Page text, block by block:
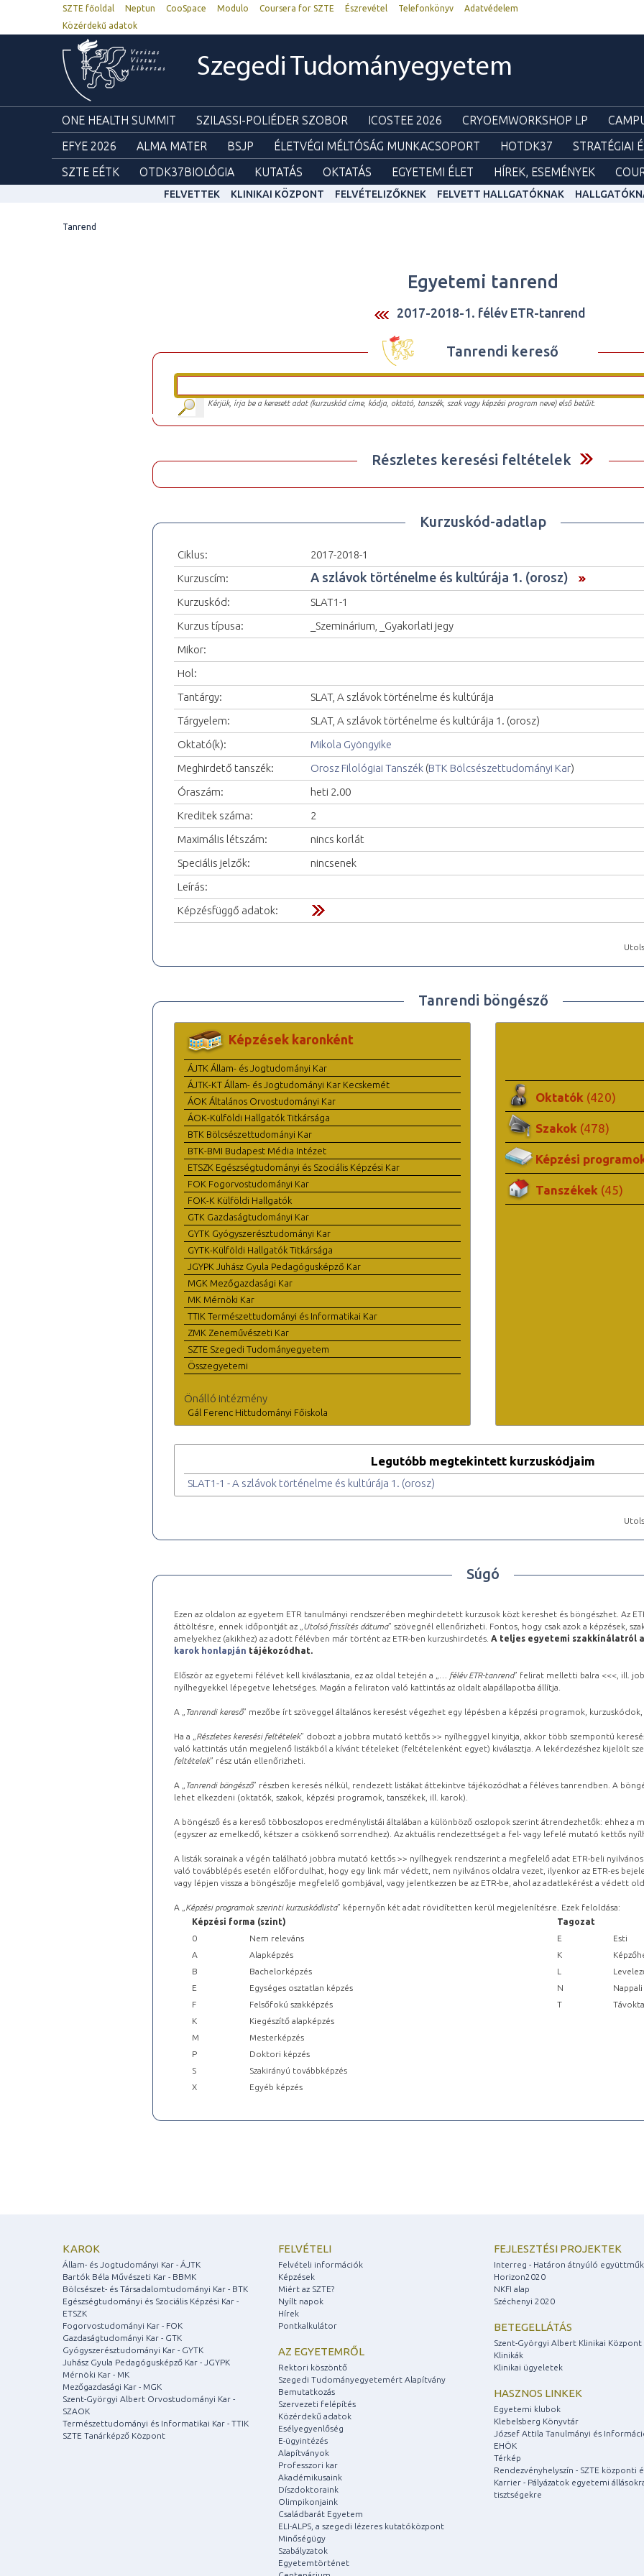
SZTE főoldal Neptun CooSpace Modulo Coursera for SZTE Észrevétel Telefonkönyv
Adatvédelem
Közérdekű adatok
Szegedi Tudományegyetem
ONE HEALTH SUMMIT SZILASSI-POLIÉDER SZOBOR ICOSTEE 2026 CRYOEMWORKSHOP LP
EFYE 2026
ALMA MATER BSJP ÉLETVÉGI MÉLTÓSÁG MUNKACSOPORT HOTDK37 STRATÉGIAI
SZTE EÉTK
OTDK37BIOLÓGIA KUTATÁS OKTATÁS EGYETEMI ÉLET HÍREK, ESEMÉNYEK
FELVETTEK KLINIKAI KÖZPONT FELVÉTELIZŐKNEK FELVETT HALLGATÓKNAK
Tanrend
Egyetemi tanrend
2017-2018-1. félév ETR-tanrend
Tanrendi kereső
Kérjük, írja be a keresett adat (kurzuskód címe, kódja, oktató, tanszék, szak vagy képzési program neve) első betűit.
Részletes keresési feltételek
Kurzuskód-adatlap
Ciklus:
2017-2018-1
Kurzuscím:
A szlávok történelme és kultúrája 1. (orosz)
Kurzuskód:
SLAT1-1
Kurzus típusa:
_Szeminárium, _Gyakorlati jegy
Mikor:
Hol:
Tantárgy:
SLAT, A szlávok történelme és kultúrája
Tárgyelem:
SLAT, A szlávok történelme és kultúrája 1. (orosz)
Oktató(k):
Mikola Gyöngyike
Meghirdető tanszék:
Orosz Filológiai Tanszék (BTK Bölcsészettudományi Kar)
Óraszám:
heti 2.00
Kreditek száma:
2
Maximális létszám:
nincs korlát
Speciális jelzők:
nincsenek
Leírás:
Képzésfüggő adatok:
Tanrendi böngésző
Képzések karonként
ÁJTK Állam- és Jogtudományi Kar
ÁJTK-KT Állam- és Jogtudományi Kar Kecskemét
ÁOK Általános Orvostudományi Kar
ÁOK-Külföldi Hallgatók Titkársága
BTK Bölcsészettudományi Kar
BTK-BMI Budapest Média Intézet
ETSZK Egészségtudományi és Szociális Képzési Kar
FOK Fogorvostudományi Kar
FOK-K Külföldi Hallgatók
GTK Gazdaságtudományi Kar
GYTK Gyógyszerésztudományi Kar
GYTK-Külföldi Hallgatók Titkársága
JGYPK Juhász Gyula Pedagógusképző Kar
MGK Mezőgazdasági Kar
MK Mérnöki Kar
TTIK Természettudományi és Informatikai Kar
ZMK Zeneművészeti Kar
SZTE Szegedi Tudományegyetem
Összegyetemi
Önálló intézmény
Gál Ferenc Hittudományi Főiskola
Oktatók (420)
Szakok (478)
Képzési
Tanszékek (45)
Legutóbb megtekintett kurzuskódjaim
SLAT1-1 - A szlávok történelme és kultúrája 1. (orosz)
Súgó
Ezen az oldalon az egyetem ETR tanulmányi rendszerében meghirdetett kurzusok közt kereshet és böngészhet. Az
áttöltésre, ennek időpontját az „ Utolsó frissítés dátuma” szövegnél ellenőrizheti. Fontos, hogy csak azok a képzések,
amelyekhez (akikhez) az adott félévben már történt az ETR-ben kurzushirdetés. A teljes egyetemi szakkínálatról a
karok honlapján tájékozódhat.
Először az egyetemi félévet kell kiválasztania, ez az oldal tetején a „ … félév ETR-tanrend” felirat melletti balra <<<, ill.
nyílhegyekkel lépegetve lehetséges. Magán a feliraton való kattintás az oldalt alapállapotba állítja.
A „ Tanrendi kereső” mezőbe írt szöveggel általános keresést végezhet egy lépésben a képzési programok,
Ha a „ Részletes keresési feltételek” dobozt a jobbra mutató kettős >> nyílheggyel kinyitja, akkor több szempontú
való kattintás után megjelenő listákból a kívánt tételeket (feltételenként egyet) kiválasztja. A lekérdezéshez kijelölt
feltételek” rész után ellenőrizheti.
A „ Tanrendi böngésző” részben keresés nélkül, rendezett listákat áttekintve tájékozódhat a féléves tanrendben. A
lehet elkezdeni (oktatók, szakok, képzési programok, tanszékek, ill. karok).
A böngésző és a kereső többoszlopos eredménylistái általában a különböző oszlopok szerint átrendezhetők: ehhez a
(egyszer az emelkedő, kétszer a csökkenő sorrendhez). Az aktuális rendezettséget a fel- vagy lefelé mutató kettős
A listák sorainak a végén található jobbra mutató kettős >> nyílhegyek rendszerint a megfelelő adat ETR-beli
való továbblépés esetén előfordulhat, hogy egy link már védett, nem nyilvános oldalra vezet, ilyenkor az ETR-es
vagy lépjen vissza a böngészője megfelelő gombjával, vagy jelentkezzen be az ETR-be, ahol az adatlekérést a védett
A „ Képzési programok szerinti kurzuskódlista” képernyőn két adat rövidítetten kerül megjelenítésre. Ezek feloldása:
Képzési forma (szint)
Tagozat
0
Nem releváns E
Esti
A
Alapképzés K
B
Bachelorképzés L
E
Egységes osztatlan képzés N
Nappali
F
Felsőfokú szakképzés T
K
Kiegészítő alapképzés
M
Mesterképzés
P
Doktori képzés
S
Szakirányú továbbképzés
X
Egyéb képzés
KAROK
Állam- és Jogtudományi Kar - ÁJTK
Bartók Béla Művészeti Kar - BBMK
Bölcsészet- és Társadalomtudományi Kar - BTK
Egészségtudományi és Szociális Képzési Kar -
ETSZK
Fogorvostudományi Kar - FOK
Gazdaságtudományi Kar - GTK
Gyógyszerésztudományi Kar - GYTK
Juhász Gyula Pedagógusképző Kar - JGYPK
Mérnöki Kar - MK
Mezőgazdasági Kar - MGK
Szent-Györgyi Albert Orvostudományi Kar -
SZAOK
Természettudományi és Informatikai Kar - TTIK
SZTE Tanárképző Központ
FELVÉTELI
Felvételi információk
Képzések
Miért az SZTE?
Nyílt napok
Hírek
Pontkalkulátor
AZ EGYETEMRŐL
Rektori köszöntő
Szegedi Tudományegyetemért Alapítvány
Bemutatkozás
Szervezeti felépítés
Közérdekű adatok
Esélyegyenlőség
E-ügyintézés
Alapítványok
Professzori kar
Akadémikusaink
Díszdoktoraink
Olimpikonjaink
Családbarát Egyetem
ELI-ALPS, a szegedi lézeres kutatóközpont
Minőségügy
Szabályzatok
Egyetemtörténet
FEJLESZTÉSI PROJEKTEK
Interreg - Határon átnyúló
Horizon2020
NKFI alap
Széchenyi 2020
BETEGELLÁTÁS
Szent-Györgyi Albert Klinikai Központ
Klinikák
Klinikai ügyeletek
HASZNOS LINKEK
Egyetemi klubok
Klebelsberg Könyvtár
József Attila Tanulmányi és
EHÖK
Térkép
Rendezvényhelyszín - SZTE központi
Karrier - Pályázatok egyetemi
tisztségekre